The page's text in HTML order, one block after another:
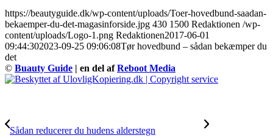
https://beautyguide.dk/wp-content/uploads/Toer-hovedbund-saadan-
bekaemper-du-det-magasinforside.jpg 430 1500 Redaktionen /wp-
content/uploads/Logo-1.png Redaktionen2017-06-01
09:44:302023-09-25 09:06:08Tør hovedbund – sådan bekæmper du
det
© Buauty Guide | en del afReboot Media
Sådan reducerer du hudens alderstegn